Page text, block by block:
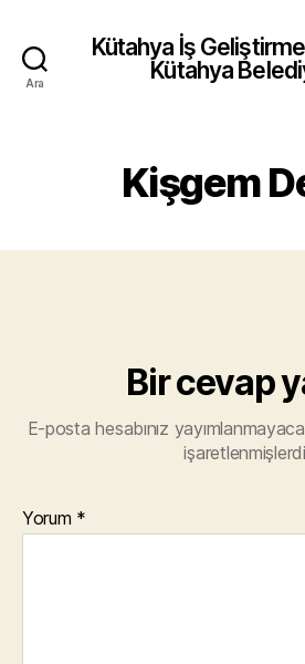
Ara
Kütahya İş
Kütahya
Kişgem
Bir cevap
E-posta hesabınız
Yorum *